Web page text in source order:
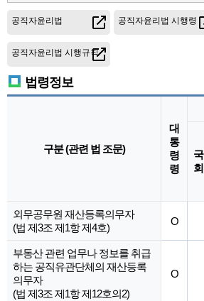
공직자윤리법 공직자윤리법 시행령
공직자윤리법 시행규칙
법령정보
구분 (관련 법 조문)
대
통
령
령
국
회
외무공무원 재산등록의무자
(법 제3조 제1항 제4호)
O
부동산 관련 업무나 정보를 취급
하는 공직유관단체의 재산등록
의무자
(법 제3조 제1항 제12호의2)
O